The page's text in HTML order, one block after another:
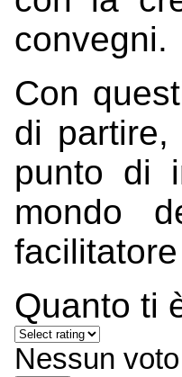
convegni.
Con
di partire,
punto di
mondo
facilitatore
Quanto ti
Nessun voto